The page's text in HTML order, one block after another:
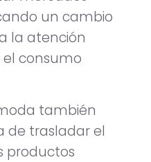
un cambio
la atención
consumo
también
de trasladar el
productos